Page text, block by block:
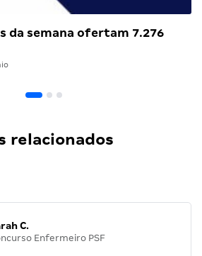
da semana ofertam 7.276
relacionados
C.
Enfermeiro PSF